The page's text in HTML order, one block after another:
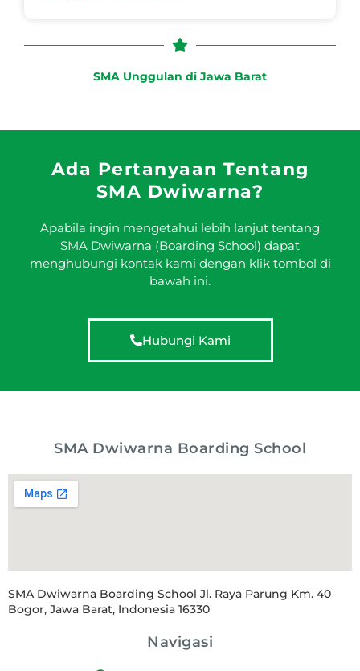
SMA Unggulan di Jawa Barat
Ada Pertanyaan Tentang
SMA Dwiwarna?
Apabila ingin mengetahui lebih lanjut tentang
SMA Dwiwarna (Boarding School) dapat
menghubungi kontak kami dengan klik tombol di
bawah ini.
Hubungi Kami
SMA Dwiwarna Boarding School
SMA Dwiwarna Boarding School Jl. Raya Parung Km. 40
Bogor, Jawa Barat, Indonesia 16330
Navigasi